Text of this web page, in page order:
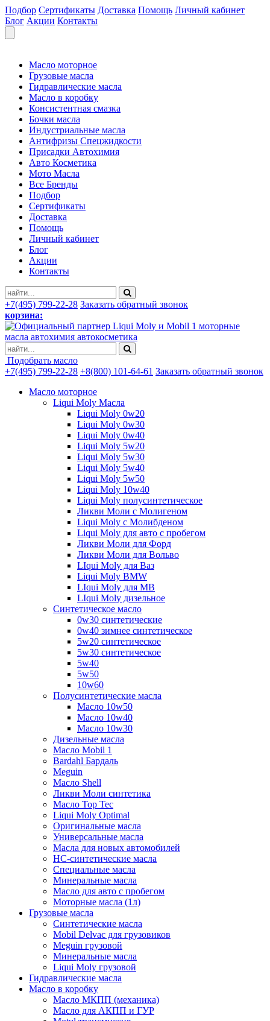
Подбор Сертификаты Доставка Помощь Личный кабинет
Блог Акции Контакты
Масло моторное
Грузовые масла
Гидравлические масла
Масло в коробку
Консистентная смазка
Бочки масла
Индустриальные масла
Антифризы Спецжидкости
Присадки Автохимия
Авто Косметика
Мото Масла
Все Бренды
Подбор
Сертификаты
Доставка
Помощь
Личный кабинет
Блог
Акции
Контакты
+7(495) 799-22-28 Заказать обратный звонок
корзина:
моторные
масла автохимия автокосметика
Подобрать масло
+7(495) 799-22-28 +8(800) 101-64-61 Заказать обратный звонок
Масло моторное
Liqui Moly Масла
Liqui Moly 0w20
Liqui Moly 0w30
Liqui Moly 0w40
Liqui Moly 5w20
Liqui Moly 5w30
Liqui Moly 5w40
Liqui Moly 5w50
Liqui Moly 10w40
Liqui Moly полусинтетическое
Ликви Моли с Молигеном
Liqui Moly с Молибденом
Liqui Moly для авто с пробегом
Ликви Моли для Форд
Ликви Моли для Вольво
LIqui Moly для Ваз
Liqui Moly BMW
LIqui Moly для MB
LIqui Moly дизельное
Синтетическое масло
0w30 синтетические
0w40 зимнее синтетическое
5w20 синтетическое
5w30 синтетическое
5w40
5w50
10w60
Полусинтетические масла
Масло 10w50
Масло 10w40
Масло 10w30
Дизельные масла
Масло Mobil 1
Bardahl Бардаль
Meguin
Масло Shell
Ликви Моли синтетика
Масло Top Tec
Liqui Moly Optimal
Оригинальные масла
Универсальные масла
Масла для новых автомобилей
HC-синтетические масла
Специальные масла
Минеральные масла
Масло для авто с пробегом
Моторные масла (1л)
Грузовые масла
Синтетические масла
Mobil Delvac для грузовиков
Meguin грузовой
Минеральные масла
Liqui Moly грузовой
Гидравлические масла
Масло в коробку
Масло МКПП (механика)
Масло для АКПП и ГУР